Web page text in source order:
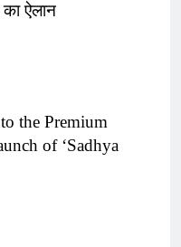
का ऐलान
the Premium
of ‘Sadhya